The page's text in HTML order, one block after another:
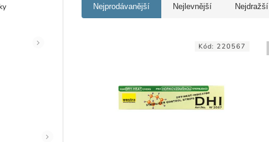
Nejprodávanější Nejlevnější Nejdražší
Kód:220567